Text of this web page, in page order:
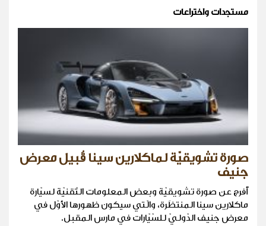
مستجدات واختراعات
صورة تشويقيّة لماكلارين سينا قُبيل معرض
جنيف
أُفرج عن صورة تشويقيّة وبعض المعلومات التّقنيّة لسيّارة
ماكلارين سينا المنتظَرة، والّتي سيكون ظهورها الأوّل في
معرض جنيف الدّوليّ للسّيّارات في مارس المقبل.